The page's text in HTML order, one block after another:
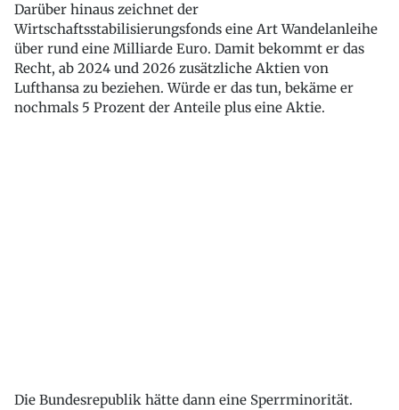
Darüber hinaus zeichnet der
Wirtschaftsstabilisierungsfonds eine Art Wandelanleihe
über rund eine Milliarde Euro. Damit bekommt er das
Recht, ab 2024 und 2026 zusätzliche Aktien von
Lufthansa zu beziehen. Würde er das tun, bekäme er
nochmals 5 Prozent der Anteile plus eine Aktie.
Die Bundesrepublik hätte dann eine Sperrminorität.